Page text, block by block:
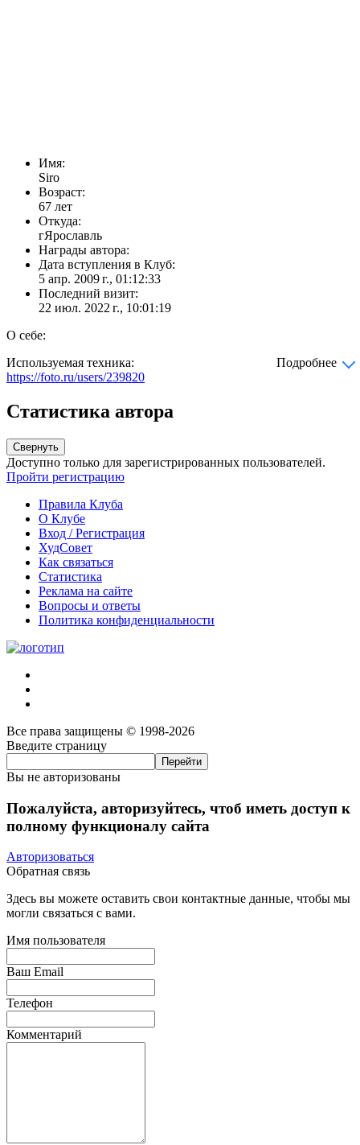
Имя:
Siro
Возраст:
67 лет
Откуда:
гЯрославль
Награды автора:
Дата вступления в Клуб:
5 апр. 2009 г., 01:12:33
Последний визит:
22 июл. 2022 г., 10:01:19
О себе:
Используемая техника:
Подробнее
https://foto.ru/users/239820
Статистика автора
Свернуть
Доступно только для зарегистрированных пользователей.
Пройти регистрацию
Правила Клуба
О Клубе
Вход / Регистрация
ХудСовет
Как связаться
Статистика
Реклама на сайте
Вопросы и ответы
Политика конфиденциальности
Все права защищены © 1998-2026
Введите страницу
Вы не авторизованы
Пожалуйста, авторизуйтесь, чтоб иметь доступ к
полному функционалу сайта
Авторизоваться
Обратная связь
Здесь вы можете оставить свои контактные данные, чтобы мы
могли связаться с вами.
Имя пользователя
Ваш Email
Телефон
Комментарий